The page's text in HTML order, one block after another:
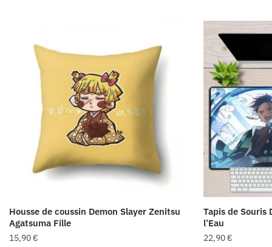
Housse de coussin Demon Slayer Zenitsu
Agatsuma Fille
15,90€
Tapis de Souris
l’Eau
22,90€